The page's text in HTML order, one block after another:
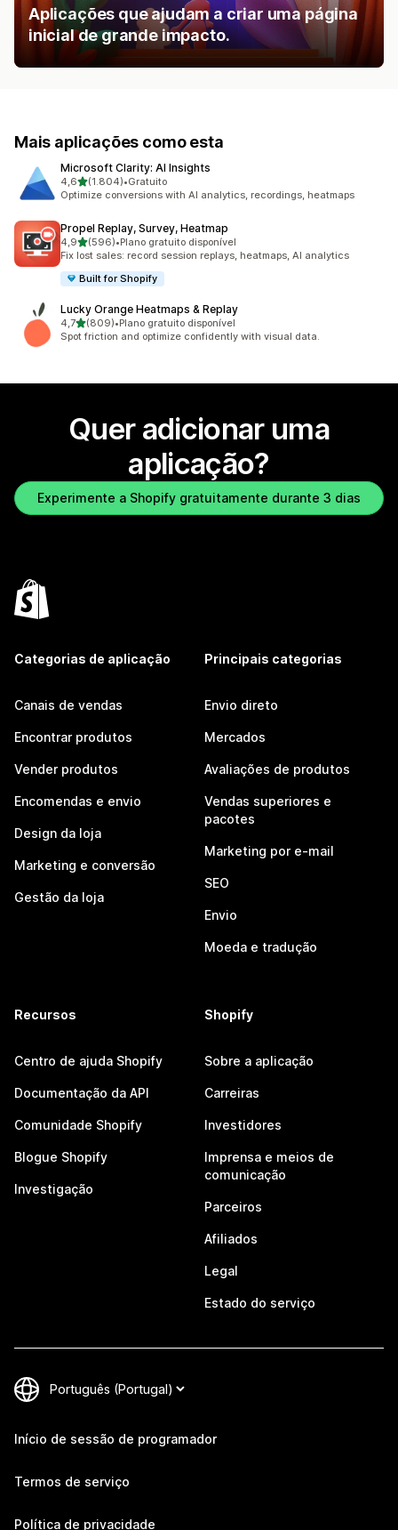
Aplicações que ajudam a criar uma página
inicial de grande impacto.
Mais aplicações como esta
Microsoft Clarity: AI Insights
4,6de 5 estrelas
(1.804)
1804 total de avaliações
•Gratuito
Optimize conversions with AI analytics, recordings, heatmaps
Propel Replay, Survey, Heatmap
4,9de 5 estrelas
(596)
596 total de avaliações
•Plano gratuito disponível
Fix lost sales: record session replays, heatmaps, AI analytics
Built for Shopify
Lucky Orange Heatmaps & Replay
4,7de 5 estrelas
(809)
809 total de avaliações
•Plano gratuito disponível
Spot friction and optimize confidently with visual data.
Quer adicionar uma
aplicação?
Experimente a Shopify gratuitamente durante 3 dias
Categorias de aplicação
Canais de vendas
Encontrar produtos
Vender produtos
Encomendas e envio
Design da loja
Marketing e conversão
Gestão da loja
Principais categorias
Envio direto
Mercados
Avaliações de produtos
Vendas superiores e
pacotes
Marketing por e-mail
SEO
Envio
Moeda e tradução
Recursos
Centro de ajuda Shopify
Documentação da API
Comunidade Shopify
Blogue Shopify
Investigação
Shopify
Sobre a aplicação
Carreiras
Investidores
Imprensa e meios de
comunicação
Parceiros
Afiliados
Legal
Estado do serviço
Início de sessão de programador
Termos de serviço
Política de privacidade